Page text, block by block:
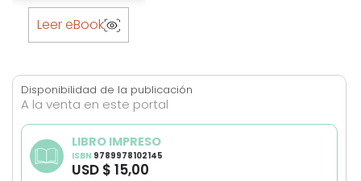
Skip
the
of
the
images
gallery
Leer eBook
Disponibilidad de la publicación
A la venta en este portal
LIBRO IMPRESO
ISBN 9789978102145
USD $ 15,00